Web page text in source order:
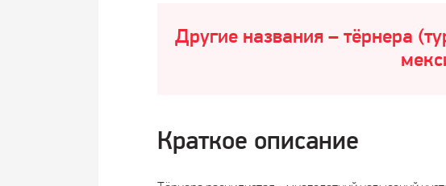
Другие названия – тёрнера
Краткое описание